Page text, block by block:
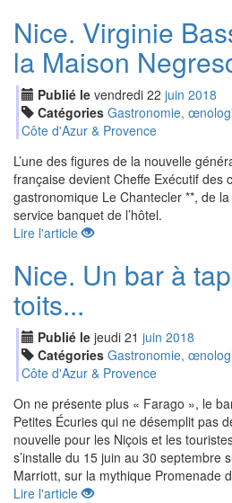
Nice. Virginie
la Maison
Publié le vendredi 22 juin 2018
Catégories Gastronomie,
Côte d'Azur & Provence
L’une des figures de la nouvelle
française devient Cheffe Exécutif des
gastronomique Le Chantecler **, de
service banquet de l’hôtel.
Lire l'article
Nice. Un bar à
toits...
Publié le jeudi 21 juin 2018
Catégories Gastronomie,
Côte d'Azur & Provence
On ne présente plus « Farago », le
Petites Écuries qui ne désemplit pas
nouvelle pour les Niçois et les
s’installe du 15 juin au 30 septembre
Marriott, sur la mythique Promenade
Lire l'article